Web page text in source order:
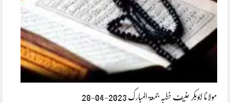
مولانا ابوبکر حنیف خطبہ جمعۃ المبارک 2023-04-28